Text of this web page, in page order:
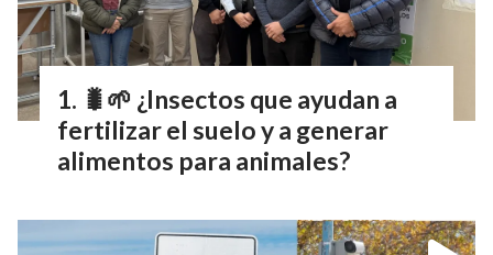
🐛🌱 ¿Insectos que ayudan a
fertilizar el suelo y a generar
alimentos para animales?